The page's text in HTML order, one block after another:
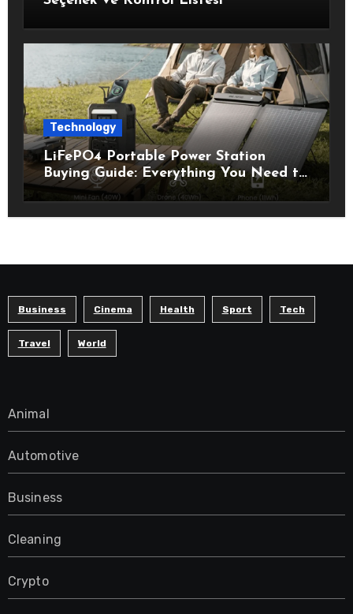
Technology
LiFePO4 Portable Power Station
Buying Guide: Everything You Need to
Know Before Choosing the Right
Model
Business Cinema Health Sport Tech
Travel World
Animal
Automotive
Business
Cleaning
Crypto